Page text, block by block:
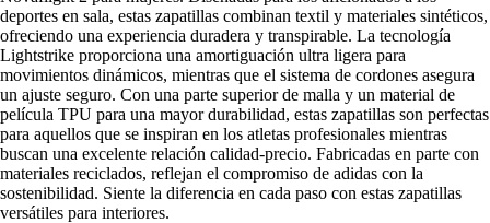
deportes en sala, estas zapatillas combinan textil y materiales sintéticos,
ofreciendo una experiencia duradera y transpirable. La tecnología
Lightstrike proporciona una amortiguación ultra ligera para
movimientos dinámicos, mientras que el sistema de cordones asegura
un ajuste seguro. Con una parte superior de malla y un material de
película TPU para una mayor durabilidad, estas zapatillas son perfectas
para aquellos que se inspiran en los atletas profesionales mientras
buscan una excelente relación calidad-precio. Fabricadas en parte con
materiales reciclados, reflejan el compromiso de adidas con la
sostenibilidad. Siente la diferencia en cada paso con estas zapatillas
versátiles para interiores.